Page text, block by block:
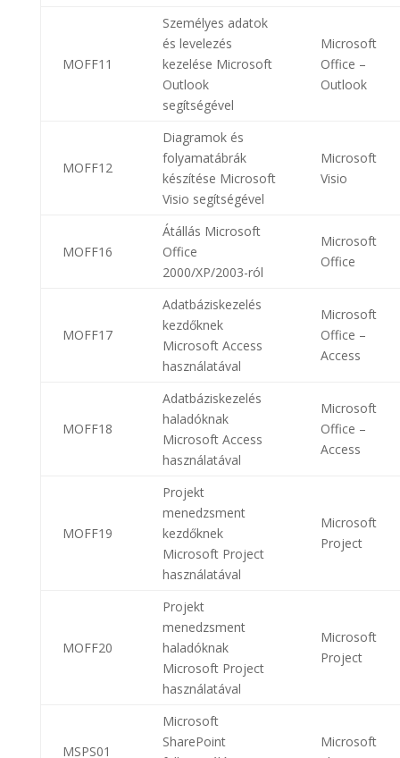
MOFF11
Személyes adatok
és levelezés
kezelése Microsoft
Outlook
segítségével
Microsoft
Office –
Outlook
MOFF12
Diagramok és
folyamatábrák
készítése Microsoft
Visio segítségével
Microsoft
Visio
MOFF16
Átállás Microsoft
Office
2000/XP/2003-ról
Microsoft
Office
MOFF17
Adatbáziskezelés
kezdőknek
Microsoft Access
használatával
Microsoft
Office –
Access
MOFF18
Adatbáziskezelés
haladóknak
Microsoft Access
használatával
Microsoft
Office –
Access
MOFF19
Projekt
menedzsment
kezdőknek
Microsoft Project
használatával
Microsoft
Project
MOFF20
Projekt
menedzsment
haladóknak
Microsoft Project
használatával
Microsoft
Project
MSPS01
Microsoft
SharePoint
Microsoft